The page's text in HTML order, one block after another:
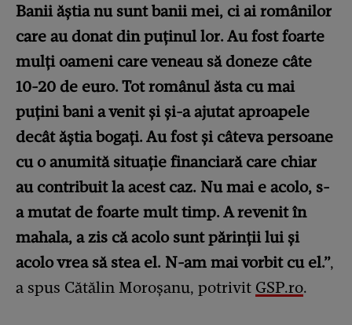
Banii ăștia nu sunt banii mei, ci ai românilor
care au donat din puținul lor. Au fost foarte
mulți oameni care veneau să doneze câte
10-20 de euro. Tot românul ăsta cu mai
puțini bani a venit și și-a ajutat aproapele
decât ăștia bogați. Au fost și câteva persoane
cu o anumită situație financiară care chiar
au contribuit la acest caz. Nu mai e acolo, s-
a mutat de foarte mult timp. A revenit în
mahala, a zis că acolo sunt părinții lui și
acolo vrea să stea el. N-am mai vorbit cu el.”,
a spus Cătălin Moroșanu, potrivit GSP.ro.